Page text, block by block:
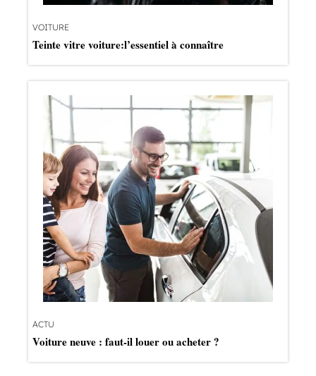
VOITURE
Teinte vitre voiture:l’essentiel à connaître
ACTU
Voiture neuve : faut-il louer ou acheter ?